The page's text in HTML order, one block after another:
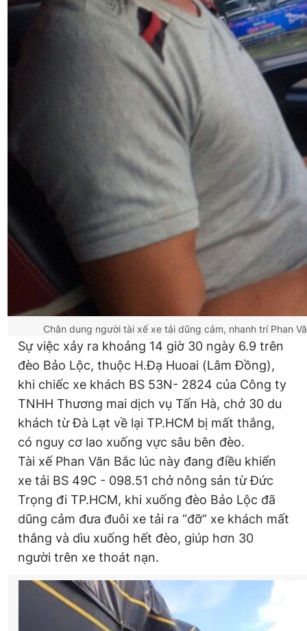
Chân dung người tài xế xe tải dũng cảm, nhanh trí Phan
Sự việc xảy ra khoảng 14 giờ 30 ngày 6.9 trên
đèo Bảo Lộc, thuộc H.Đạ Huoai (Lâm Đồng),
khi chiếc xe khách BS 53N- 2824 của Công ty
TNHH Thương mai dịch vụ Tấn Hà, chở 30 du
khách từ Đà Lạt về lại TP.HCM bị mất thắng,
có nguy cơ lao xuống vực sâu bên đèo.
Tài xế Phan Văn Bắc lúc này đang điều khiển
xe tải BS 49C - 098.51 chở nông sản từ Đức
Trọng đi TP.HCM, khi xuống đèo Bảo Lộc đã
dũng cảm đưa đuôi xe tải ra “đỡ” xe khách mất
thắng và dìu xuống hết đèo, giúp hơn 30
người trên xe thoát nạn.